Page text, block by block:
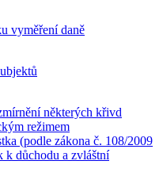
vyměření daně
některých křivd
režimem
(podle zákona č. 108/2009
k důchodu a zvláštní